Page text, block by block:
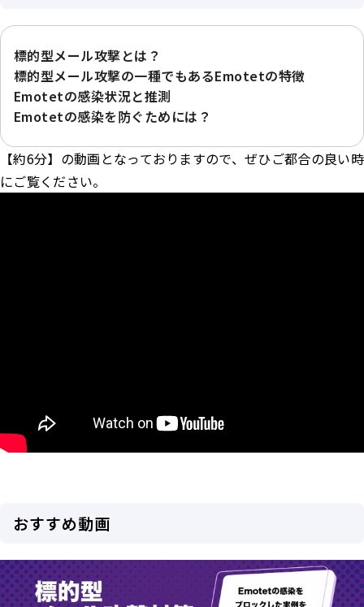
標的型メール攻撃とは？
標的型メール攻撃の一種でもあるEmotetの特徴
Emotetの感染状況と推測
Emotetの感染を防ぐためには？
【約6分】の動画となっておりますので、ぜひご都合の良い時
にご覧ください。
おすすめ動画